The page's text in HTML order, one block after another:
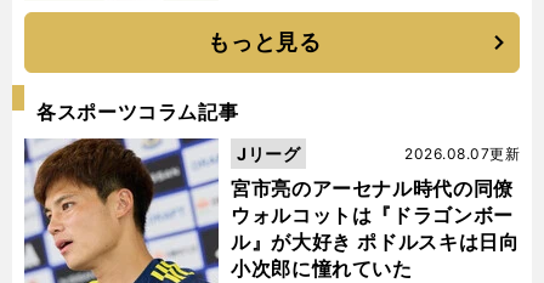
もっと見る
各スポーツコラム記事
宮市亮のアーセナル時代の同僚
ウォルコットは『ドラゴンボー
ル』が大好き ポドルスキは日向
小次郎に憧れていた
2026.08.07更新
Jリーグ